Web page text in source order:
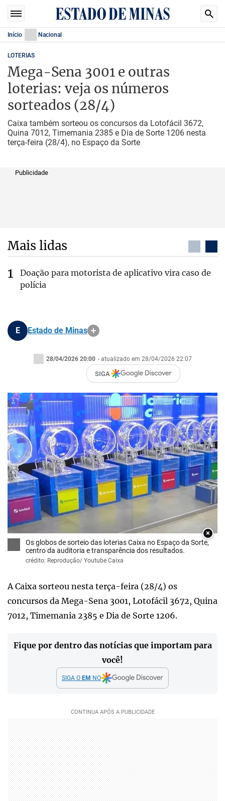
Início Nacional
LOTERIAS
Mega-Sena 3001 e outras
loterias: veja os números
sorteados (28/4)
Caixa também sorteou os concursos da Lotofácil 3672,
Quina 7012, Timemania 2385 e Dia de Sorte 1206 nesta
terça-feira (28/4), no Espaço da Sorte
Publicidade
Mais lidas
Doação para motorista de aplicativo vira caso de
polícia
E Estado de Minas
28/04/2026 20:00 - atualizado em 28/04/2026 22:07
SIGA
×
Os globos de sorteio das loterias Caixa no Espaço da Sorte,
centro da auditoria e transparência dos resultados.
crédito: Reprodução/ Youtube Caixa
A Caixa sorteou nesta terça-feira (28/4) os
concursos da Mega-Sena 3001, Lotofácil 3672, Quina
7012, Timemania 2385 e Dia de Sorte 1206.
Fique por dentro das notícias que importam para
você!
SIGA O EM NO